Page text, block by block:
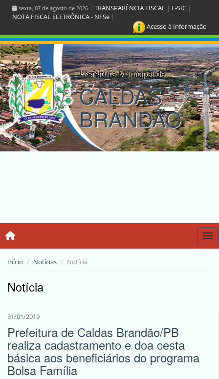
sexta, 07 de agosto de 2026 | TRANSPARÊNCIA FISCAL | E-SIC |
NOTA FISCAL ELETRÔNICA - NFSe |
Acesso à Informação
Prefeitura Municipal de
CALDAS
BRANDÃO
Início Notícias Notícia
Notícia
31/01/2019
Prefeitura de Caldas Brandão/PB
realiza cadastramento e doa cesta
básica aos beneficiários do programa
Bolsa Família